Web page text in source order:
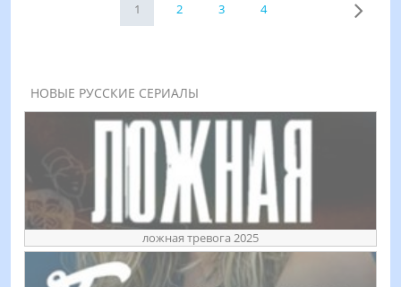
1 2 3 4
НОВЫЕ РУССКИЕ СЕРИАЛЫ
ложная тревога 2025